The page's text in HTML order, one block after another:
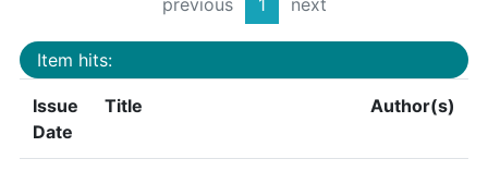
previous 1 next
Item hits:
Issue
Date
Title Author(s)